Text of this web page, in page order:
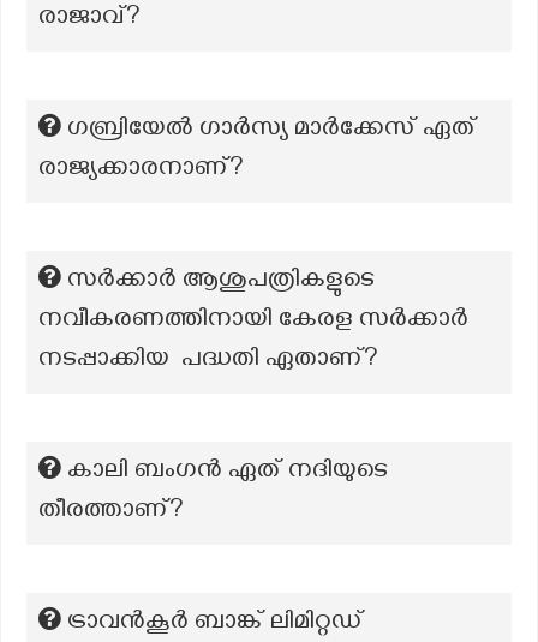
രാജാവ്?
ഗബ്രിയേൽ ഗാർസ്യ മാർക്കേസ് ഏത്
രാജ്യക്കാരനാണ്?
സർക്കാർ ആശുപത്രികളുടെ
നവീകരണത്തിനായി കേരള സർക്കാർ
നടപ്പാക്കിയ പദ്ധതി ഏതാണ്?
കാലി ബംഗൻ ഏത് നദിയുടെ
തീരത്താണ്?
ട്രാവൻകൂർ ബാങ്ക് ലിമിറ്റഡ്